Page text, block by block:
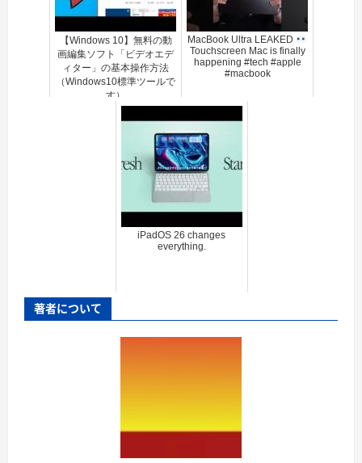
【Windows 10】無料の動
画編集ソフト「ビデオエデ
ィター」の基本操作方法
（Windows10標準ツールで
す）
MacBook Ultra LEAKED
Touchscreen Mac is finally
happening #tech #apple
#macbook
iPadOS 26 changes
everything.
著者について